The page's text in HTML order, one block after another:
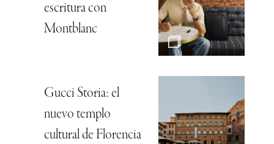
escritura con
Montblanc
Gucci Storia: el
nuevo templo
cultural de Florencia